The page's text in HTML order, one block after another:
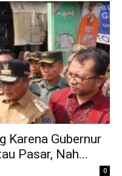
Karena Gubernur
Pasar, Nah...
0